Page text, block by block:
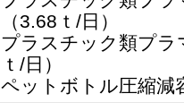
（3.68ｔ/日）
プラスチック類プラ
ｔ/日）
ペットボトル圧縮減